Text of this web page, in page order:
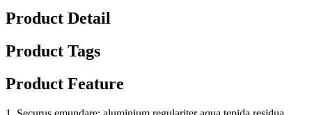
Product Detail
Product Tags
Product Feature